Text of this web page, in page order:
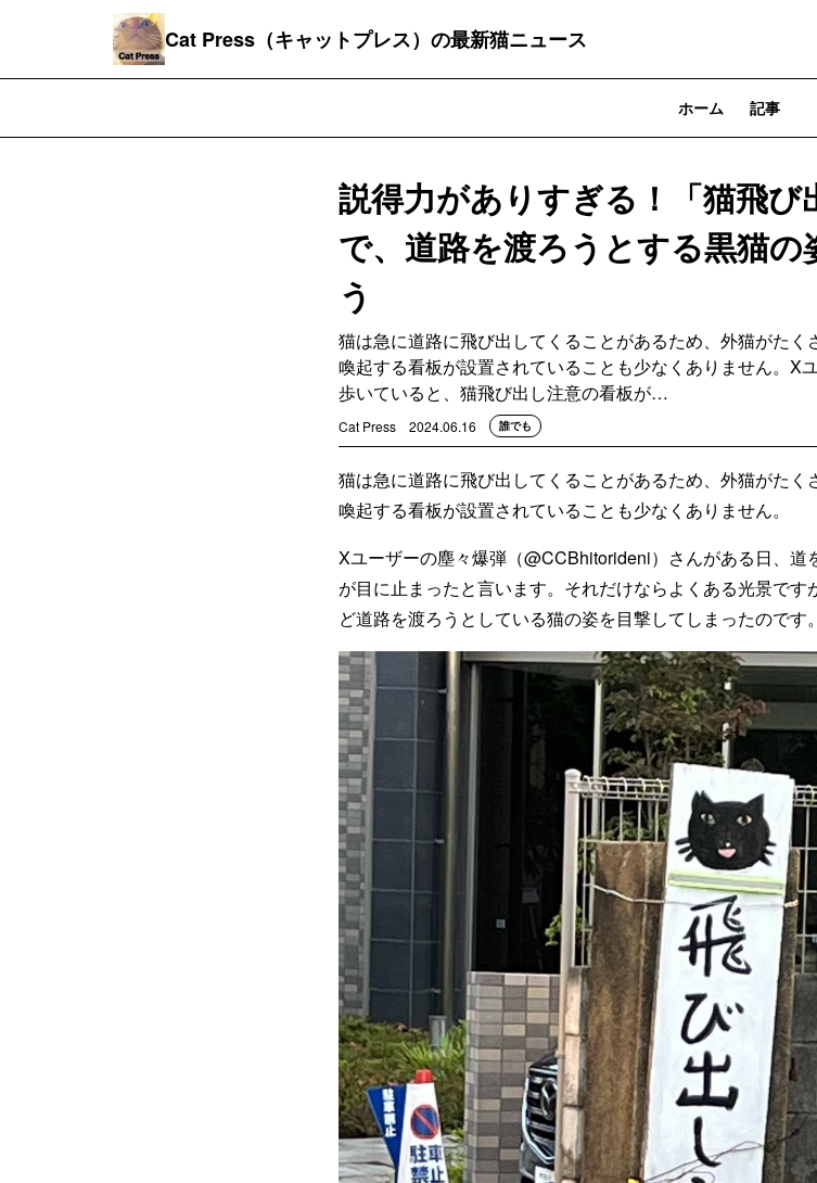
Cat Press（キャットプレス）の最新猫ニュース
ホーム 記事
説得力がありすぎる！「猫飛び
で、道路を渡ろうとする黒猫の
う
猫は急に道路に飛び出してくることがあるため、外猫がた
喚起する看板が設置されていることも少なくありません。X
歩いていると、猫飛び出し注意の看板が…
Cat Press 2024.06.16 誰でも
猫は急に道路に飛び出してくることがあるため、外猫がた
喚起する看板が設置されていることも少なくありません。
Xユーザーの塵々爆弾（@CCBhitorideni）さんがある日、道
が目に止まったと言います。それだけならよくある光景です
ど道路を渡ろうとしている猫の姿を目撃してしまったのです。